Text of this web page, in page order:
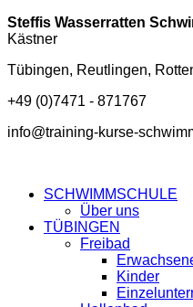
Steffis Wasserratten
Kästner
Tübingen, Reutlingen,
+49 (0)7471 - 871767
info@training-kurse-
SCHWIMMSCHULE
Über uns
TÜBINGEN
Freibad
Kinder